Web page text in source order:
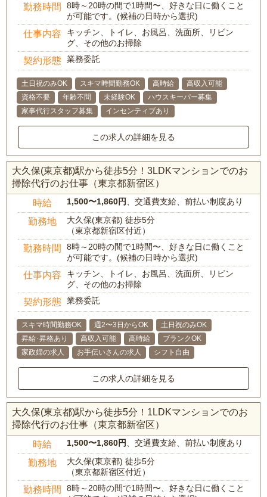
勤務時間
8時～20時の間で1時間〜、好きな日に働くこと
が可能です。(候補の日時から選択)
仕事内容
キッチン、トイレ、お風呂、洗面所、リビン
グ、その他のお掃除
契約形態 業務委託
土日祝のみOK スキマ時間勤務OK 高時給
高収入可能
資格不要
年齢不問 未経験OK
ハウスキーパー募集
家事代行スタッフ募集
インセンティブあり
この求人の詳細を見る
大久保(東京都)駅から徒歩5分！3LDKマンションでのお
掃除代行のお仕事（東京都新宿区）
時給 1,500〜1,860円、交通費支給、前払い制度あり
勤務地
大久保(東京都) 徒歩5分
（東京都新宿区付近）
勤務時間
8時～20時の間で1時間〜、好きな日に働くこと
が可能です。(候補の日時から選択)
仕事内容
キッチン、トイレ、お風呂、洗面所、リビン
グ、その他のお掃除
契約形態 業務委託
スキマ時間勤務OK 週2〜3日からOK
土日祝のみOK
昇給･昇格あり
高収入可能 高時給
ブランクOK
家政婦の求人
お手伝いさんの求人 シフト自由
この求人の詳細を見る
大久保(東京都)駅から徒歩5分！1LDKマンションでのお
掃除代行のお仕事（東京都新宿区）
時給 1,500〜1,860円、交通費支給、前払い制度あり
勤務地
大久保(東京都) 徒歩5分
（東京都新宿区付近）
勤務時間
8時～20時の間で1時間〜、好きな日に働くこと